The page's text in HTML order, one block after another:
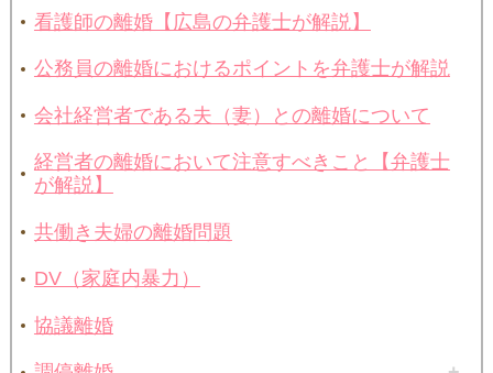
看護師の離婚【広島の弁護士が解説】
公務員の離婚におけるポイントを弁護士が解説
会社経営者である夫（妻）との離婚について
経営者の離婚において注意すべきこと【弁護士
が解説】
共働き夫婦の離婚問題
DV（家庭内暴力）
協議離婚